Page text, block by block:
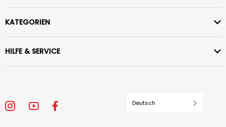
KATEGORIEN
HILFE & SERVICE
Deutsch